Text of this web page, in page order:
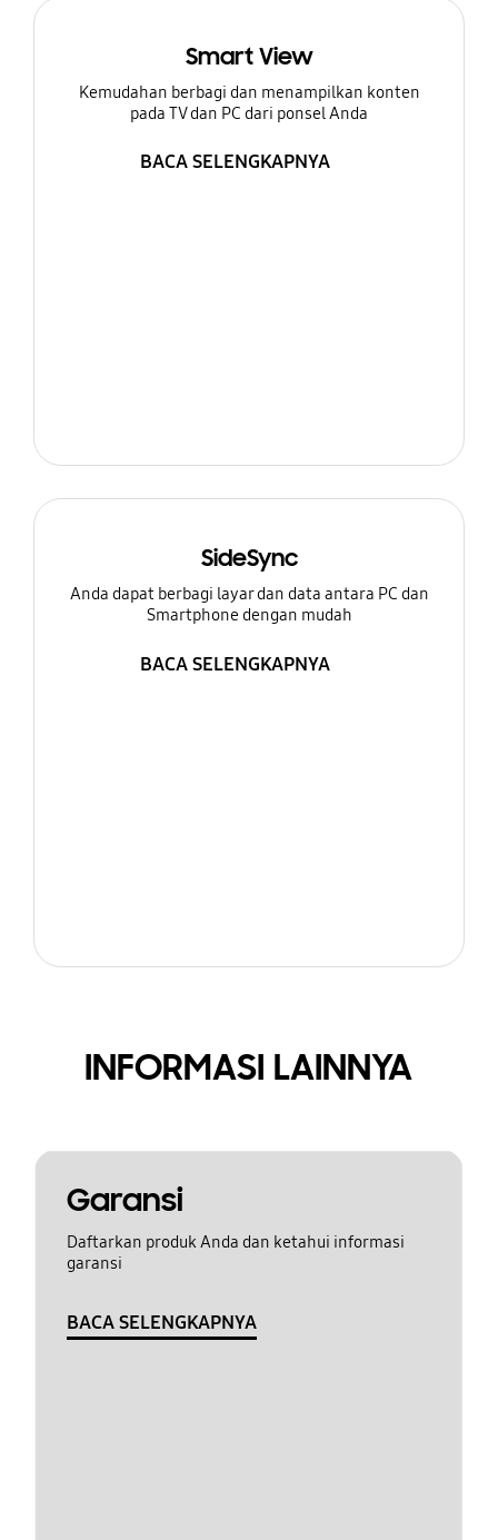
Smart View
Kemudahan berbagi dan menampilkan konten
pada TV dan PC dari ponsel Anda
BACA SELENGKAPNYA
SideSync
Anda dapat berbagi layar dan data antara PC dan
Smartphone dengan mudah
BACA SELENGKAPNYA
INFORMASI LAINNYA
Garansi
Daftarkan produk Anda dan ketahui informasi
garansi
BACA SELENGKAPNYA